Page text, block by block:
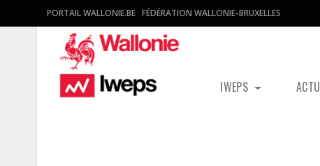
PORTAIL WALLONIE.BE FÉDÉRATION WALLONIE-BRUXELLES
IWEPS